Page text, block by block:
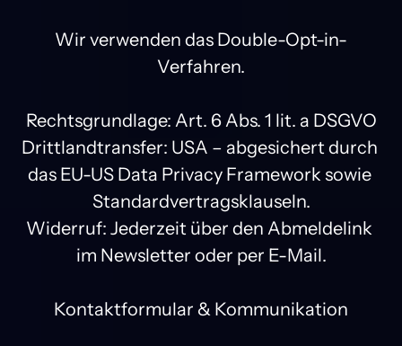
Wir verwenden das Double-Opt-in-
Verfahren.
Rechtsgrundlage: Art. 6 Abs. 1 lit. a DSGVO
Drittlandtransfer: USA – abgesichert durch
das EU-US Data Privacy Framework sowie
Standardvertragsklauseln.
Widerruf: Jederzeit über den Abmeldelink
im Newsletter oder per E-Mail.
Kontaktformular & Kommunikation